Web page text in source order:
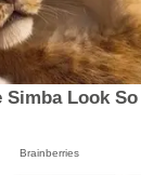
Simba Look
Brainberries